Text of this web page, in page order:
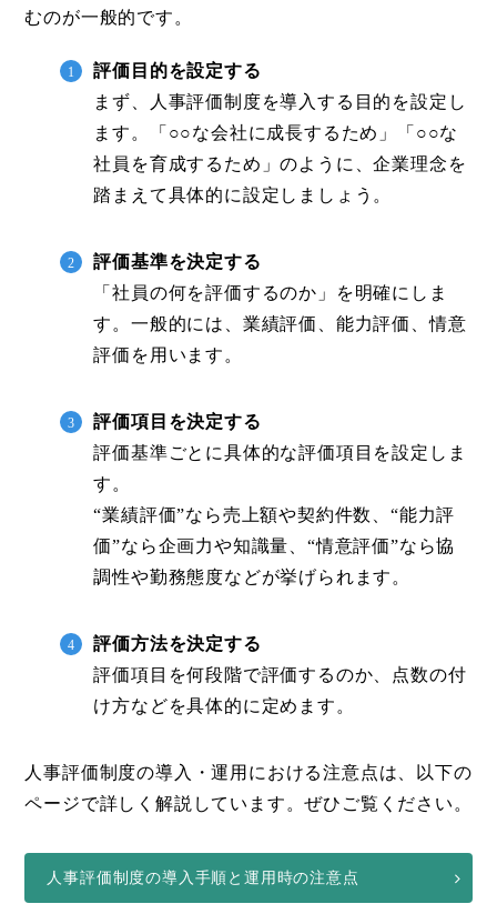
むのが一般的です。
評価目的を設定する
まず、人事評価制度を導入する目的を設定し
ます。「○○な会社に成長するため」「○○な
社員を育成するため」のように、企業理念を
踏まえて具体的に設定しましょう。
評価基準を決定する
「社員の何を評価するのか」を明確にしま
す。一般的には、業績評価、能力評価、情意
評価を用います。
評価項目を決定する
評価基準ごとに具体的な評価項目を設定しま
す。
“業績評価”なら売上額や契約件数、“能力評
価”なら企画力や知識量、“情意評価”なら協
調性や勤務態度などが挙げられます。
評価方法を決定する
評価項目を何段階で評価するのか、点数の付
け方などを具体的に定めます。
人事評価制度の導入・運用における注意点は、以下の
ページで詳しく解説しています。ぜひご覧ください。
人事評価制度の導入手順と運用時の注意点